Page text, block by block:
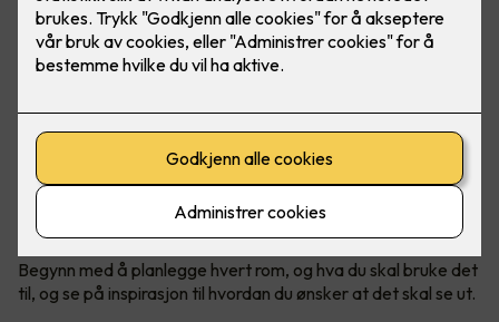
Moderne belysning setter tonen og stemningen i et hjem.
Våre elektrikere hjelper deg med å fornye belysningen!
Bilde: Nordesign, Form Eiendom.
Rom for rom - skreddersydd belysning
Begynn med å planlegge hvert rom, og hva du skal bruke det
til, og se på inspirasjon til hvordan du ønsker at det skal se ut.